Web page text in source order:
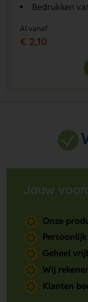
Bedrukken
Al vanaf
€ 2,10
Jouw
Onze
Geheel
Wij
Klanten